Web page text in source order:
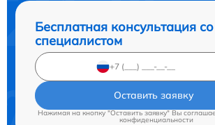
Бесплатная консультация со
специалистом
Оставить заявку
Нажимая на кнопку "Оставить заявку" Вы
конфиденциальности